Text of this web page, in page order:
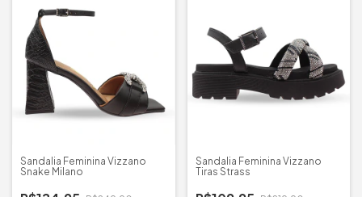
Sandalia Feminina Vizzano
Snake Milano
Sandalia Feminina Vizzano
Tiras Strass